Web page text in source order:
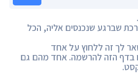
שברגע שנכנסים אליה, הכל
לך זה ללחוץ על אחד
בדף הזה להרשמה. אחד מהם גם